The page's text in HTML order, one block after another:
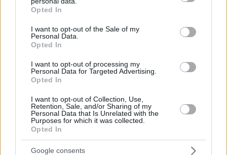
grant or deny consent to Google and its third-party tags to
use your data for below specified purposes in below Google
consent section.
Opted In
I want to opt-out of the Sale of my
Personal Data.
Opted In
I want to opt-out of processing my
Personal Data for Targeted Advertising.
Opted In
I want to opt-out of Collection, Use,
Retention, Sale, and/or Sharing of my
Personal Data that Is Unrelated with the
Purposes for which it was collected.
Opted In
Google consents
Ρωσία για το drone με εκρηκτικά σε γερμανικό
08.08.2026, 01:25
Ιδέες για πρωινό έτοιμο από το βράδυ: Εύκολες και
θρεπτικές επιλογές για κάθε μέρα
08.08.2026, 01:00
Ρωσικό πλήγμα προκάλεσε ζημιές σε γήπεδο στην
Οδησσό μία ημέρα πριν από αγώνα πρωταθλήματος,
δείτε βίντεο
08.08.2026, 00:50
Είδατε σαμιαμίδι στο σπίτι σας; Γιατί δεν πρέπει να το
σκοτώσετε
08.08.2026, 00:30